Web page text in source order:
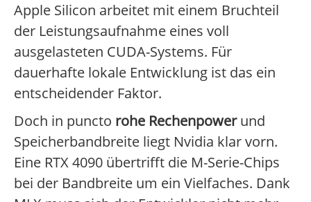
Apple Silicon arbeitet mit einem Bruchteil
der Leistungsaufnahme eines voll
ausgelasteten CUDA-Systems. Für
dauerhafte lokale Entwicklung ist das ein
entscheidender Faktor.
Doch in puncto rohe Rechenpowerund
Speicherbandbreite liegt Nvidia klar vorn.
Eine RTX 4090 übertrifft die M-Serie-Chips
bei der Bandbreite um ein Vielfaches. Dank